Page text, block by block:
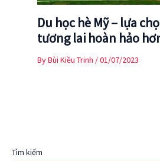
Du học hè Mỹ – lựa
tương lai hoàn hảo
ByBùi Kiều Trinh /01/07/2023
Tìm kiếm